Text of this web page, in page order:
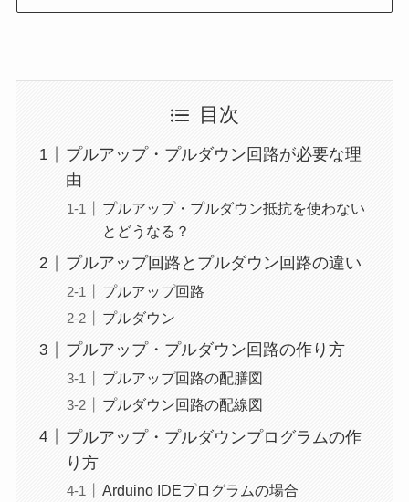
目次
プルアップ・プルダウン回路が必要な理
由
プルアップ・プルダウン抵抗を使わない
とどうなる？
プルアップ回路とプルダウン回路の違い
プルアップ回路
プルダウン
プルアップ・プルダウン回路の作り方
プルアップ回路の配膳図
プルダウン回路の配線図
プルアップ・プルダウンプログラムの作
り方
Arduino IDEプログラムの場合